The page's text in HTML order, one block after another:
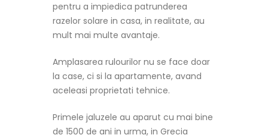
pentru a impiedica patrunderea
razelor solare in casa, in realitate, au
mult mai multe avantaje.
Amplasarea rulourilor nu se face doar
la case, ci si la apartamente, avand
aceleasi proprietati tehnice.
Primele jaluzele au aparut cu mai bine
de 1500 de ani in urma, in Grecia